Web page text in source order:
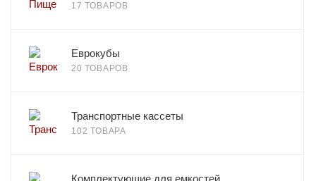
17 ТОВАРОВ
Еврокубы
20 ТОВАРОВ
Транспортные кассеты
102 ТОВАРА
Комплектующие для емкостей